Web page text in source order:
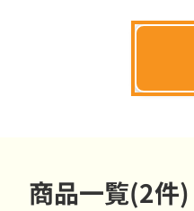
商品一覧(2件)